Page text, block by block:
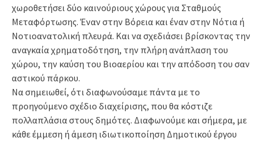
χωροθετήσει δύο καινούριους χώρους για Σταθμούς
Μεταφόρτωσης. Έναν στην Βόρεια και έναν στην Νότια ή
Νοτιοανατολική πλευρά. Και να σχεδιάσει βρίσκοντας την
αναγκαία χρηματοδότηση, την πλήρη ανάπλαση του
χώρου, την καύση του Βιοαερίου και την απόδοση του σαν
αστικού πάρκου.
Να σημειωθεί, ότι διαφωνούσαμε πάντα με το
προηγούμενο σχέδιο διαχείρισης, που θα κόστιζε
πολλαπλάσια στους δημότες. Διαφωνούμε και σήμερα, με
κάθε έμμεση ή άμεση ιδιωτικοποίηση Δημοτικού έργου